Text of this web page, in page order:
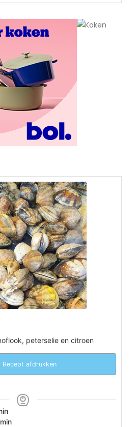
peterselie en citroen
Recept afdrukken
min